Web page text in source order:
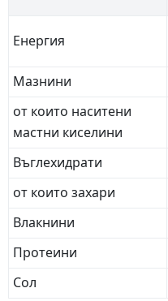
Енергия
Мазнини
от които наситени
мастни киселини
Въглехидрати
от които захари
Влакнини
Протеини
Сол